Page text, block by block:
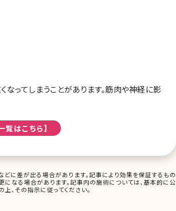
なってしまうことがあります。筋肉や神経に影
はこちら】
に差が出る場合があります。記事により効果を保証するもの
になる場合があります。記事内の施術については、基本的に公
、その指示に従ってください。